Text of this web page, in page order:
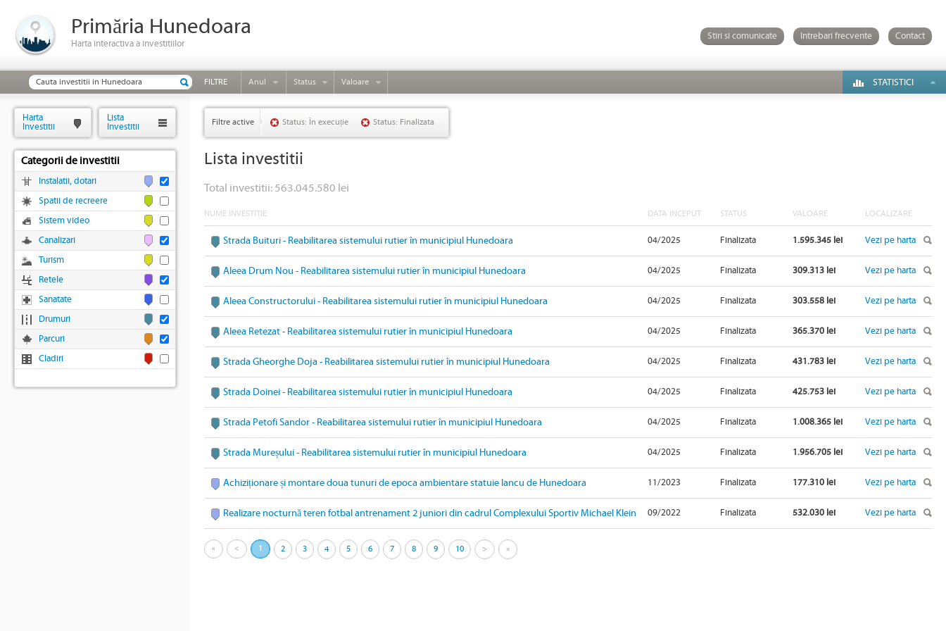
Primăria Hunedoara
Harta interactiva a investitiilor
Stiri si comunicate Intrebari frecvente Contact
FILTRE Anul Status Valoare STATISTICI
Filtre active Status: În execuție Status: Finalizata
Lista investitii
Total investitii: 563.045.580 lei
NUME INVESTITIE DATA INCEPUT STATUS VALOARE LOCALIZARE
Strada Buituri - Reabilitarea sistemului rutier în municipiul Hunedoara 04/2025 Finalizata 1.595.345 lei Vezi pe harta
Aleea Drum Nou - Reabilitarea sistemului rutier în municipiul Hunedoara 04/2025 Finalizata 309.313 lei Vezi pe harta
Aleea Constructorului - Reabilitarea sistemului rutier în municipiul Hunedoara 04/2025 Finalizata 303.558 lei Vezi pe harta
Aleea Retezat - Reabilitarea sistemului rutier în municipiul Hunedoara 04/2025 Finalizata 365.370 lei Vezi pe harta
Strada Gheorghe Doja - Reabilitarea sistemului rutier în municipiul Hunedoara 04/2025 Finalizata 431.783 lei Vezi pe harta
Strada Doinei - Reabilitarea sistemului rutier în municipiul Hunedoara 04/2025 Finalizata 425.753 lei Vezi pe harta
Strada Petofi Sandor - Reabilitarea sistemului rutier în municipiul Hunedoara 04/2025 Finalizata 1.008.365 lei Vezi pe harta
Strada Mureșului - Reabilitarea sistemului rutier în municipiul Hunedoara 04/2025 Finalizata 1.956.705 lei Vezi pe harta
Achiziționare și montare doua tunuri de epoca ambientare statuie Iancu de Hunedoara 11/2023 Finalizata 177.310 lei Vezi pe harta
Realizare nocturnă teren fotbal antrenament 2 juniori din cadrul Complexului Sportiv Michael Klein 09/2022 Finalizata 532.030 lei Vezi pe harta
« < 1 2 3 4 5 6 7 8 9 10 > »
Harta
Investitii
Lista
Investitii
Categorii de investitii
Instalatii, dotari
Spatii de recreere
Sistem video
Canalizari
Turism
Retele
Sanatate
Drumuri
Parcuri
Cladiri